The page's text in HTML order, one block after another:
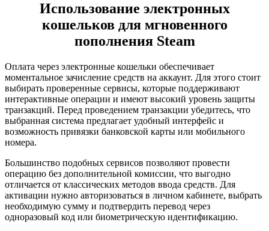
Использование электронных
кошельков для мгновенного
пополнения Steam
Оплата через электронные кошельки обеспечивает
моментальное зачисление средств на аккаунт. Для этого стоит
выбирать проверенные сервисы, которые поддерживают
интерактивные операции и имеют высокий уровень защиты
транзакций. Перед проведением транзакции убедитесь, что
выбранная система предлагает удобный интерфейс и
возможность привязки банковской карты или мобильного
номера.
Большинство подобных сервисов позволяют провести
операцию без дополнительной комиссии, что выгодно
отличается от классических методов ввода средств. Для
активации нужно авторизоваться в личном кабинете, выбрать
необходимую сумму и подтвердить перевод через
одноразовый код или биометрическую идентификацию.